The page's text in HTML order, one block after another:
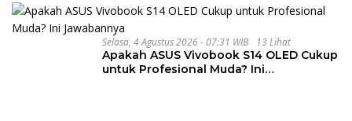
Selasa, 4 Agustus 2026 - 07:31 WIB 13 Lihat
Apakah ASUS Vivobook S14 OLED Cukup
untuk Profesional Muda? Ini